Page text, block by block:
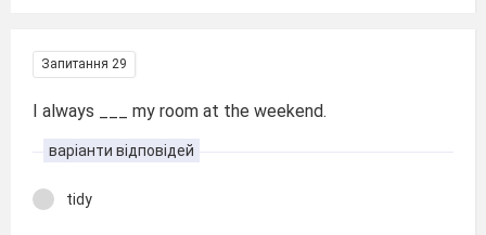
Запитання 29
I always ___ my room at the weekend.
варіанти відповідей
tidy